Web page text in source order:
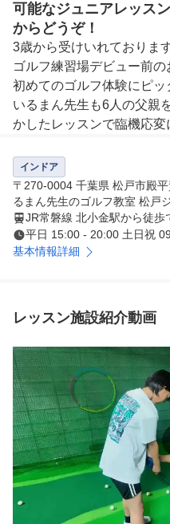
可能なジュニアレッス
からどうぞ！
3歳から受けいれております
ゴルフ練習場デビュー前の
初めてのゴルフ体験にピッ
いるまん先生も6人の父親
インドア
〒270-0004 千葉県 松戸市
るまん先生のゴルフ教室 松戸
JR常磐線 北小金駅から徒歩
平日 15:00 - 20:00 土日祝
基本情報詳細
レッスン施設紹介動画